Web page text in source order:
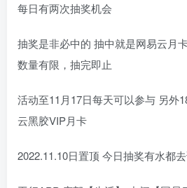
每日有两次抽奖机会
抽奖是非必中的 抽中就是网易云月
数量有限，抽完即止
活动至11月17日每天可以参与 另外
云黑胶VIP月卡
2022.11.10日置顶 今日抽奖有水都